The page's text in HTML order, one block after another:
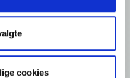
cookies